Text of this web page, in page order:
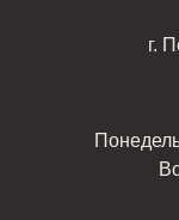
г.